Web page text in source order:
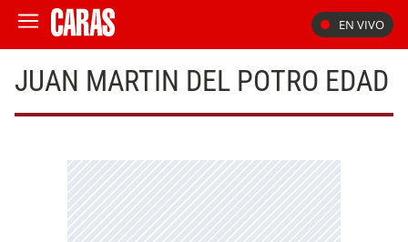
EN VIVO
JUAN MARTIN DEL POTRO EDAD